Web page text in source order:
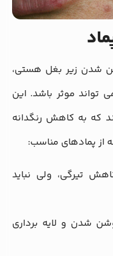
شدن زیر بغل هستی،
تواند موثر باشد. این
که به کاهش رنگدانه
پمادهای مناسب:
تیرگی، ولی نباید
شدن و لایه برداری